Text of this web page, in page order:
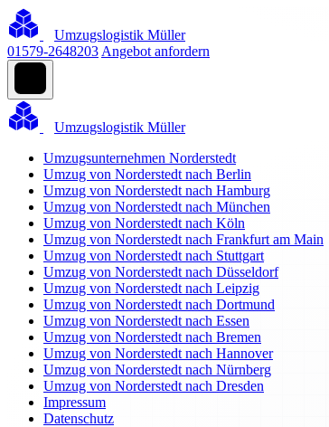
Umzugslogistik Müller
01579-2648203 Angebot anfordern
Umzugslogistik Müller
Umzugsunternehmen Norderstedt
Umzug von Norderstedt nach Berlin
Umzug von Norderstedt nach Hamburg
Umzug von Norderstedt nach München
Umzug von Norderstedt nach Köln
Umzug von Norderstedt nach Frankfurt am Main
Umzug von Norderstedt nach Stuttgart
Umzug von Norderstedt nach Düsseldorf
Umzug von Norderstedt nach Leipzig
Umzug von Norderstedt nach Dortmund
Umzug von Norderstedt nach Essen
Umzug von Norderstedt nach Bremen
Umzug von Norderstedt nach Hannover
Umzug von Norderstedt nach Nürnberg
Umzug von Norderstedt nach Dresden
Impressum
Datenschutz